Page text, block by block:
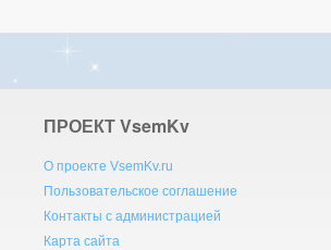
ПРОЕКТ VsemKv
О проекте VsemKv.ru
Пользовательское соглашение
Контакты с администрацией
Карта сайта